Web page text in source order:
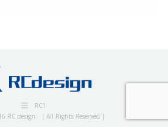
RC1
RC design | All Rights Reserved |